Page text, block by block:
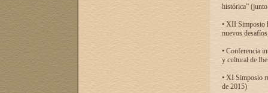
histórica”
• XII Simposio
nuevos
• Conferencia
y cultural de
• XI Simposio
de 2015)